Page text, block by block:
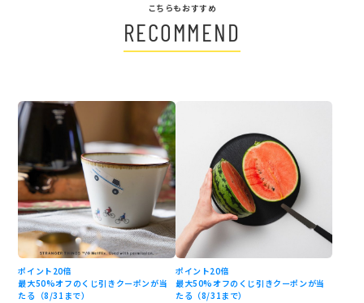
こちらもおすすめ
RECOMMEND
ポイント20倍
最大50%オフのくじ引きクーポンが当
たる（8/31まで）
ポイント20倍
最大50%オフのくじ引きクーポンが当
たる（8/31まで）